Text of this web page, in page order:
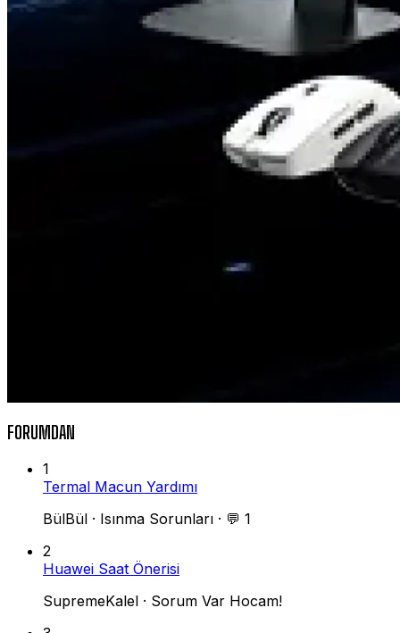
FORUMDAN
1
Termal Macun Yardımı
BülBül · Isınma Sorunları · 💬 1
2
Huawei Saat Önerisi
SupremeKalel · Sorum Var Hocam!